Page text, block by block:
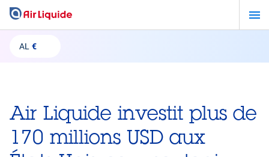
Aller
contenu
AL €
Air Liquide investit plus de
170 millions USD aux